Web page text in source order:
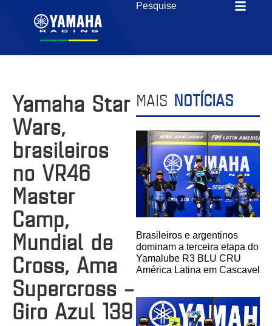
Yamaha Star
Wars,
brasileiros
no VR46
Master
Camp,
Mundial de
Cross, Ama
Supercross –
Giro Azul 139
MAIS NOTÍCIAS
Brasileiros e argentinos
dominam a terceira etapa do
Yamalube R3 BLU CRU
América Latina em Cascavel